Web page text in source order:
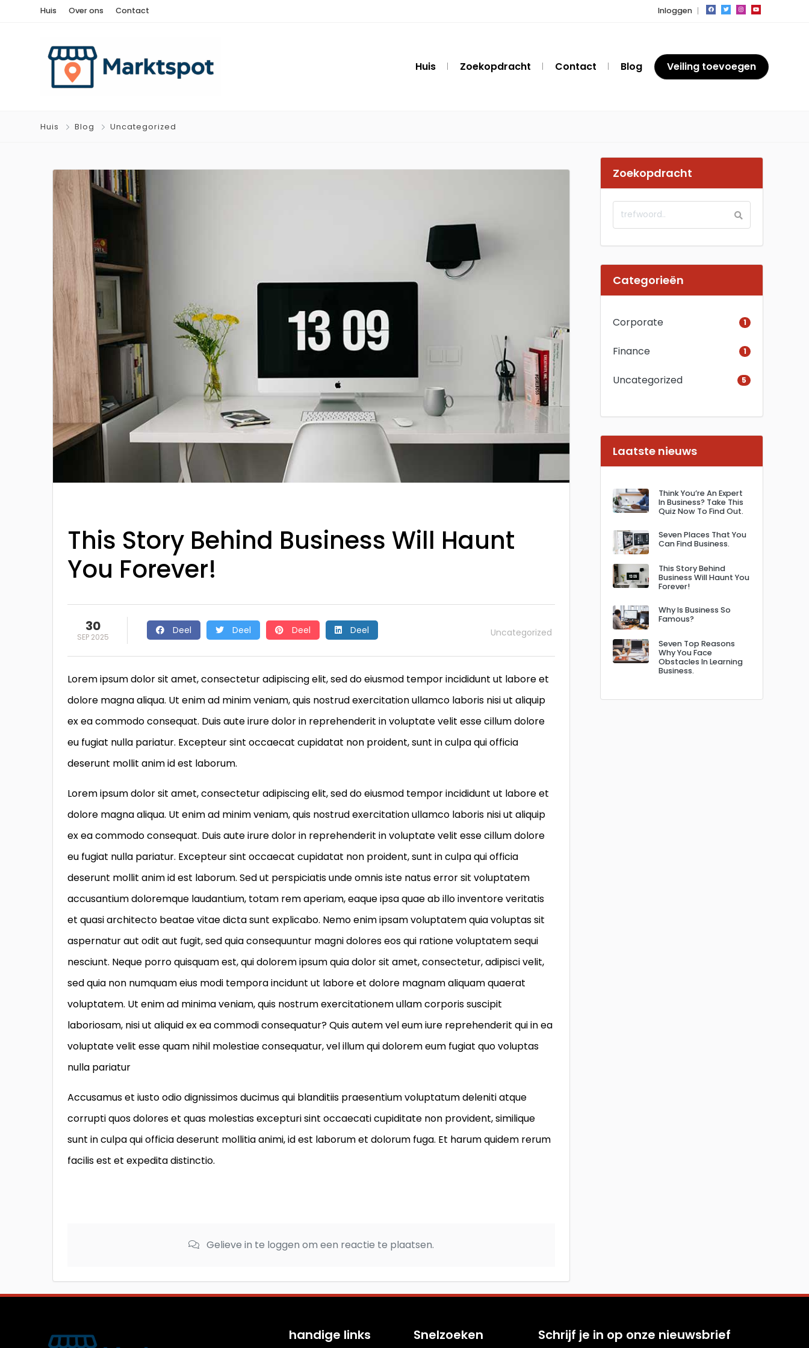
Huis Over ons Contact Inloggen
Huis Zoekopdracht Contact Blog Veiling toevoegen
Huis Blog Uncategorized
This Story Behind Business Will Haunt
You Forever!
30
SEP 2025
Deel Deel Deel Deel Uncategorized
Lorem ipsum dolor sit amet, consectetur adipiscing elit, sed do eiusmod tempor incididunt ut labore et
dolore magna aliqua. Ut enim ad minim veniam, quis nostrud exercitation ullamco laboris nisi ut aliquip
ex ea commodo consequat. Duis aute irure dolor in reprehenderit in voluptate velit esse cillum dolore
eu fugiat nulla pariatur. Excepteur sint occaecat cupidatat non proident, sunt in culpa qui officia
deserunt mollit anim id est laborum.
Lorem ipsum dolor sit amet, consectetur adipiscing elit, sed do eiusmod tempor incididunt ut labore et
dolore magna aliqua. Ut enim ad minim veniam, quis nostrud exercitation ullamco laboris nisi ut aliquip
ex ea commodo consequat. Duis aute irure dolor in reprehenderit in voluptate velit esse cillum dolore
eu fugiat nulla pariatur. Excepteur sint occaecat cupidatat non proident, sunt in culpa qui officia
deserunt mollit anim id est laborum. Sed ut perspiciatis unde omnis iste natus error sit voluptatem
accusantium doloremque laudantium, totam rem aperiam, eaque ipsa quae ab illo inventore veritatis
et quasi architecto beatae vitae dicta sunt explicabo. Nemo enim ipsam voluptatem quia voluptas sit
aspernatur aut odit aut fugit, sed quia consequuntur magni dolores eos qui ratione voluptatem sequi
nesciunt. Neque porro quisquam est, qui dolorem ipsum quia dolor sit amet, consectetur, adipisci velit,
sed quia non numquam eius modi tempora incidunt ut labore et dolore magnam aliquam quaerat
voluptatem. Ut enim ad minima veniam, quis nostrum exercitationem ullam corporis suscipit
laboriosam, nisi ut aliquid ex ea commodi consequatur? Quis autem vel eum iure reprehenderit qui in ea
voluptate velit esse quam nihil molestiae consequatur, vel illum qui dolorem eum fugiat quo voluptas
nulla pariatur
Accusamus et iusto odio dignissimos ducimus qui blanditiis praesentium voluptatum deleniti atque
corrupti quos dolores et quas molestias excepturi sint occaecati cupiditate non provident, similique
sunt in culpa qui officia deserunt mollitia animi, id est laborum et dolorum fuga. Et harum quidem rerum
facilis est et expedita distinctio.
Gelieve in te loggen om een ​​reactie te plaatsen.
Zoekopdracht
Categorieën
Corporate 1
Finance 1
Uncategorized 5
Laatste nieuws
Think You’re An Expert
In Business? Take This
Quiz Now To Find Out.
Seven Places That You
Can Find Business.
This Story Behind
Business Will Haunt You
Forever!
Why Is Business So
Famous?
Seven Top Reasons
Why You Face
Obstacles In Learning
Business.
handige links Snelzoeken Schrijf je in op onze nieuwsbrief